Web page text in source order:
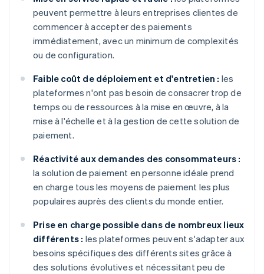
peuvent permettre à leurs entreprises clientes de
commencer à accepter des paiements
immédiatement, avec un minimum de complexités
ou de configuration.
Faible coût de déploiement et d'entretien : les
plateformes n'ont pas besoin de consacrer trop de
temps ou de ressources à la mise en œuvre, à la
mise à l'échelle et à la gestion de cette solution de
paiement.
Réactivité aux demandes des consommateurs :
la solution de paiement en personne idéale prend
en charge tous les moyens de paiement les plus
populaires auprès des clients du monde entier.
Prise en charge possible dans de nombreux lieux
différents : les plateformes peuvent s'adapter aux
besoins spécifiques des différents sites grâce à
des solutions évolutives et nécessitant peu de